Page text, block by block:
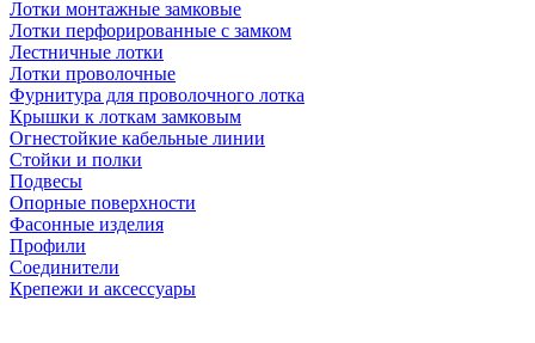
Лотки монтажные замковые
Лотки перфорированные с замком
Лестничные лотки
Лотки проволочные
Фурнитура для проволочного лотка
Крышки к лоткам замковым
Огнестойкие кабельные линии
Стойки и полки
Подвесы
Опорные поверхности
Фасонные изделия
Профили
Соединители
Крепежи и аксессуары